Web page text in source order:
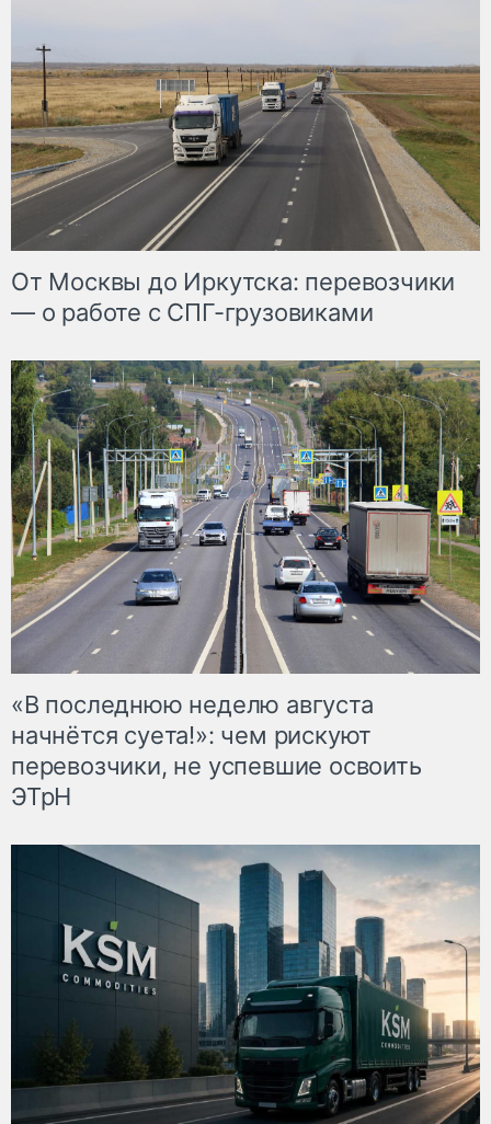
От Москвы до Иркутска: перевозчики
— о работе с СПГ-грузовиками
«В последнюю неделю августа
начнётся суета!»: чем рискуют
перевозчики, не успевшие освоить
ЭТрН